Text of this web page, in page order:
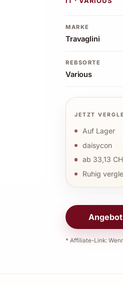
MARKE
Travaglini
REBSORTE
Various
JETZT
Auf Lager
daisycon
ab 33,13
Ruhig
* Affiliate-Link: